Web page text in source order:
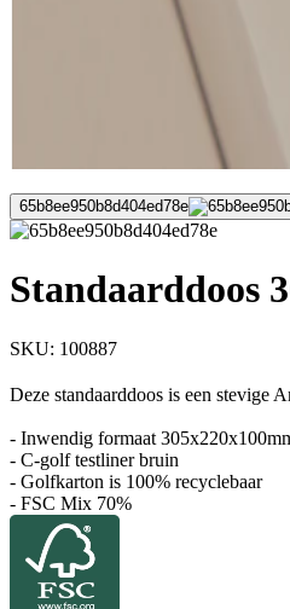
65b8ee950b8d404ed78e
Standaarddoos
SKU: 100887
Deze standaarddoos is een stevige
- Inwendig formaat
- C-golf testliner bruin
- Golfkarton is 100% recyclebaar
- FSC Mix 70%